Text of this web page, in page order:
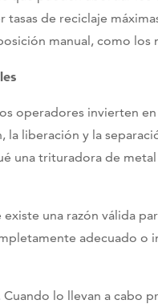
de reciclaje
manual, como los
operadores invierten
la liberación y la
una trituradora de
una razón válida
adecuado o
lo llevan a cabo